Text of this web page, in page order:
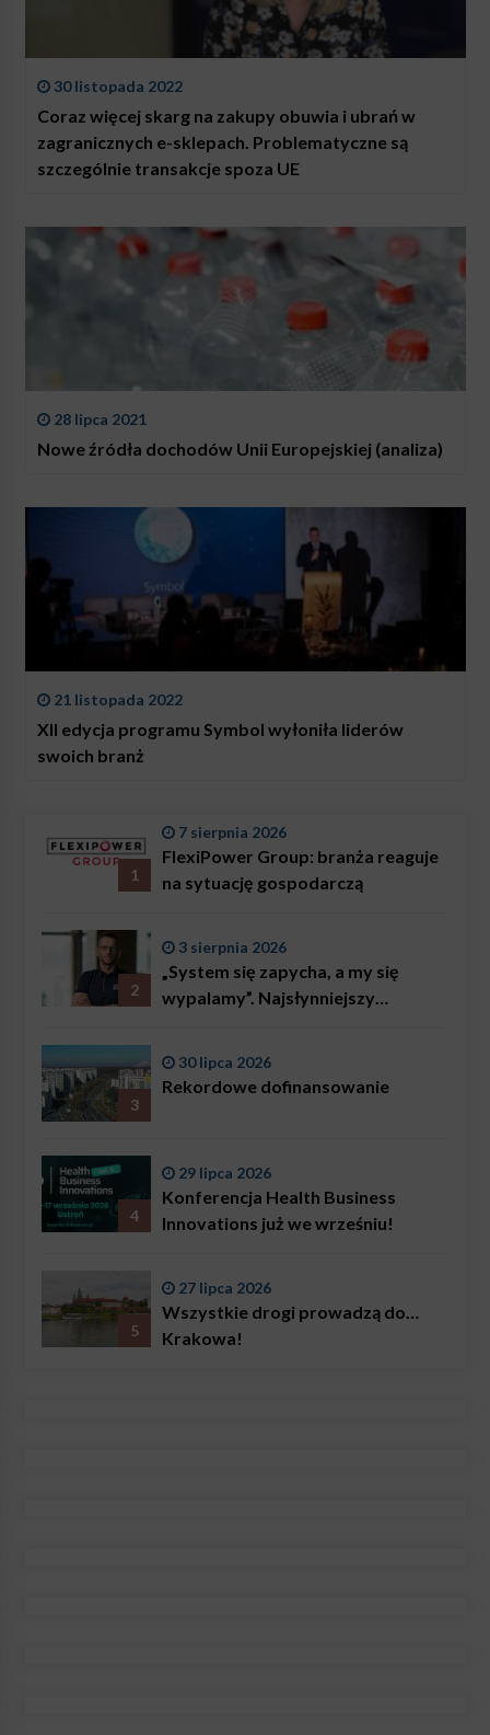
30 listopada 2022
Coraz więcej skarg na zakupy obuwia i ubrań w
zagranicznych e-sklepach. Problematyczne są
szczególnie transakcje spoza UE
28 lipca 2021
Nowe źródła dochodów Unii Europejskiej (analiza)
21 listopada 2022
XII edycja programu Symbol wyłoniła liderów
swoich branż
1
7 sierpnia 2026
FlexiPower Group: branża reaguje
na sytuację gospodarczą
2
3 sierpnia 2026
„System się zapycha, a my się
wypalamy”. Najsłynniejszy
problemem są nie tylko choroby
3
30 lipca 2026
Rekordowe dofinansowanie
4
29 lipca 2026
Konferencja Health Business
Innovations już we wrześniu!
5
27 lipca 2026
Wszystkie drogi prowadzą do…
Krakowa!